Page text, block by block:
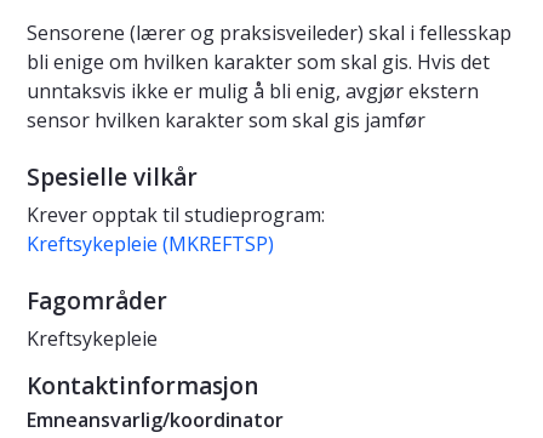
Sensorene (lærer og praksisveileder) skal i fellesskap
bli enige om hvilken karakter som skal gis. Hvis det
unntaksvis ikke er mulig å bli enig, avgjør ekstern
sensor hvilken karakter som skal gis jamfør
Spesielle vilkår
Krever opptak til studieprogram:
Kreftsykepleie (MKREFTSP)
Fagområder
Kreftsykepleie
Kontaktinformasjon
Emneansvarlig/koordinator